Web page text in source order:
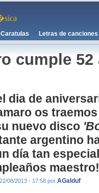
Caratulas Letras de canciones
cumple
dia de
os
nuevo disco
argentino
día tan
08/2013 - 17:58 por AGalduf